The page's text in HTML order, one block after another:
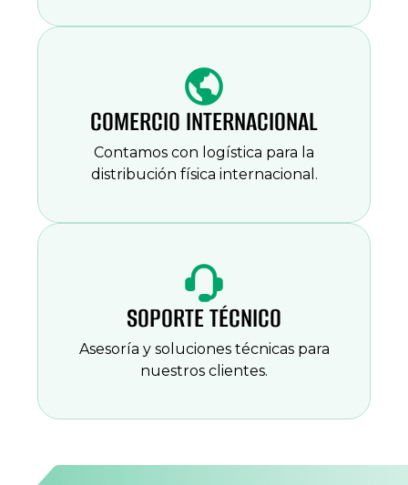
COMERCIO INTERNACIONAL
Contamos con logística para la
distribución física internacional.
SOPORTE TÉCNICO
Asesoría y soluciones técnicas para
nuestros clientes.